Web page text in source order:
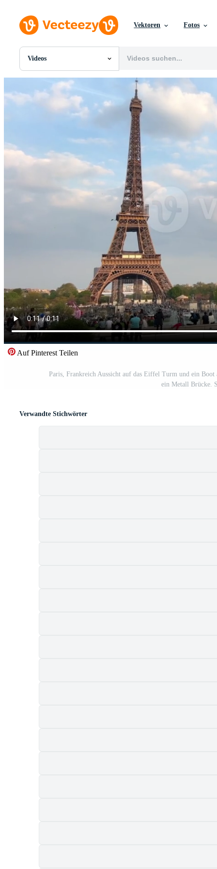
Vektoren Fotos
Videos
Alle Bilder
Fotos
PNGs
SVGs
Motion Graphics
Redaktionelle Bilder
Redaktionelle Ereignisse
Auf Pinterest Teilen
Paris, Frankreich Aussicht auf das Eiffel Turm und ein Boot
ein Metall Brücke.
Verwandte Stichwörter